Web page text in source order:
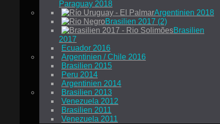
Paraguay 2018
Argentinien 2018
Brasilien 2017 (2)
Brasilien
2017
Ecuador 2016
Argentinien / Chile 2016
Brasilien 2015
Peru 2014
Argentinien 2014
Brasilien 2013
Venezuela 2012
Brasilien 2011
Venezuela 2011